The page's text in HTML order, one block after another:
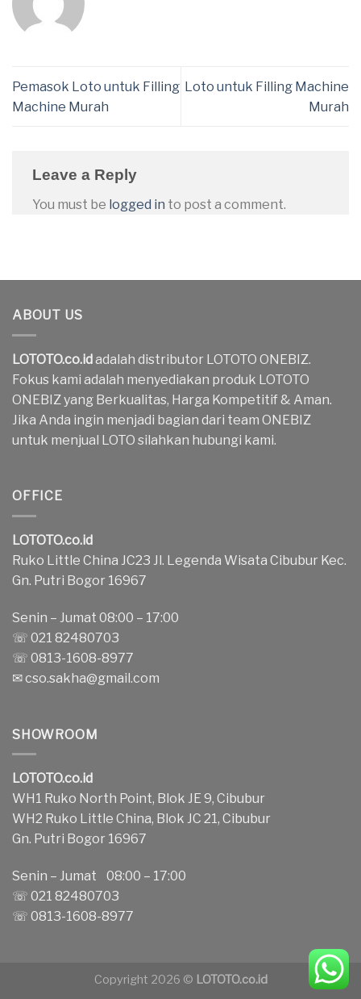
Pemasok Loto untuk Filling
Machine Murah
Loto untuk Filling Machine
Murah
Leave a Reply
You must be logged in to post a comment.
ABOUT US
LOTOTO.co.idadalah distributor LOTOTO ONEBIZ.
Fokus kami adalah menyediakan produk LOTOTO
ONEBIZ yang Berkualitas, Harga Kompetitif & Aman.
Jika Anda ingin menjadi bagian dari team ONEBIZ
untuk menjual LOTO silahkan hubungi kami.
OFFICE
LOTOTO.co.id
Ruko Little China JC23 Jl. Legenda Wisata Cibubur Kec.
Gn. Putri Bogor 16967
Senin – Jumat 08:00 – 17:00
☏ 021 82480703
☏ 0813-1608-8977
✉cso.sakha@gmail.com
SHOWROOM
LOTOTO.co.id
WH1 Ruko North Point, Blok JE 9, Cibubur
WH2 Ruko Little China, Blok JC 21, Cibubur
Gn. Putri Bogor 16967
Senin – Jumat 08:00 – 17:00
☏ 021 82480703
☏ 0813-1608-8977
Copyright 2026 © LOTOTO.co.id